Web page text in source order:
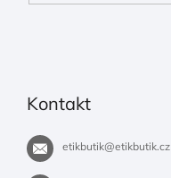
Kontakt
etikbutik@etikbutik.cz